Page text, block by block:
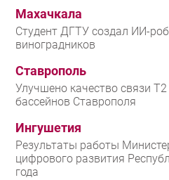
Махачкала
Студент ДГТУ создал ИИ-
виноградников
Ставрополь
Улучшено качество связи
бассейнов Ставрополя
Ингушетия
Результаты работы
цифрового развития
года